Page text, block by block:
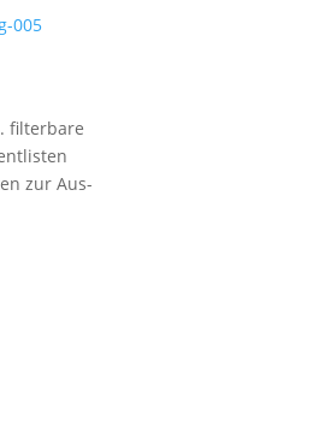
filterbare
zur Aus-